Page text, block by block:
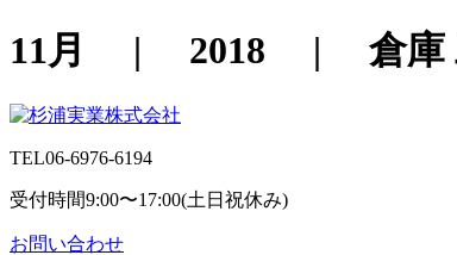
11月 | 2018 | 倉庫 工
TEL06-6976-6194
受付時間9:00〜17:00(土日祝休み)
お問い合わせ